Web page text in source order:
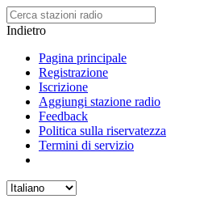
Indietro
Pagina principale
Registrazione
Iscrizione
Aggiungi stazione radio
Feedback
Politica sulla riservatezza
Termini di servizio